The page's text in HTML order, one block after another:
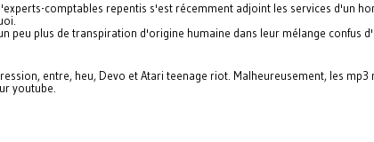
comptables repentis s'est récemment adjoint les services d'un
peu plus de transpiration d'origine humaine dans leur mélange confus
entre, heu, Devo et Atari teenage riot. Malheureusement, les
youtube.